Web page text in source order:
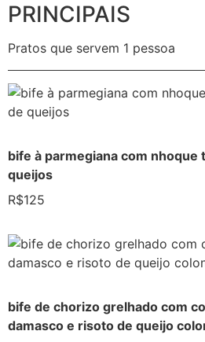
PRINCIPAIS
Pratos que servem 1 pessoa
bife à parmegiana com nhoque
queijos
R$125
bife de chorizo grelhado com
damasco e risoto de queijo